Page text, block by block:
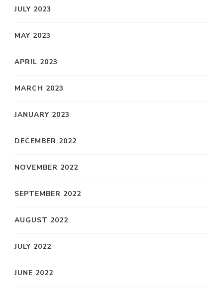
JULY 2023
MAY 2023
APRIL 2023
MARCH 2023
JANUARY 2023
DECEMBER 2022
NOVEMBER 2022
SEPTEMBER 2022
AUGUST 2022
JULY 2022
JUNE 2022